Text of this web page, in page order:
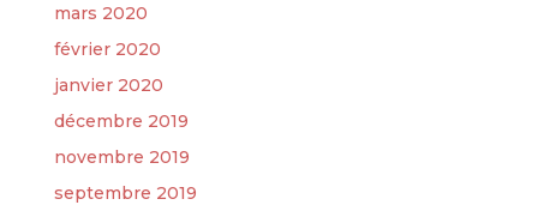
mars 2020
février 2020
janvier 2020
décembre 2019
novembre 2019
septembre 2019